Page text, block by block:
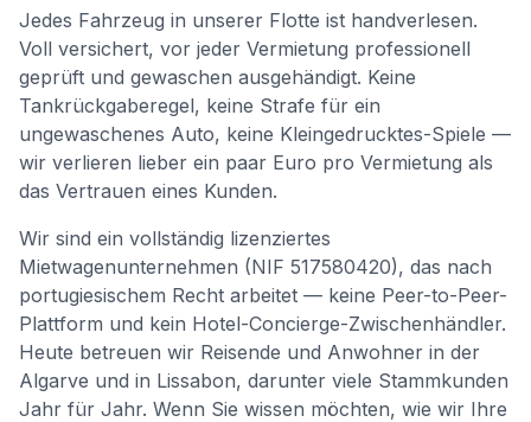
Jedes Fahrzeug in unserer Flotte ist handverlesen.
Voll versichert, vor jeder Vermietung professionell
geprüft und gewaschen ausgehändigt. Keine
Tankrückgaberegel, keine Strafe für ein
ungewaschenes Auto, keine Kleingedrucktes-Spiele —
wir verlieren lieber ein paar Euro pro Vermietung als
das Vertrauen eines Kunden.
Wir sind ein vollständig lizenziertes
Mietwagenunternehmen (NIF 517580420), das nach
portugiesischem Recht arbeitet — keine Peer-to-Peer-
Plattform und kein Hotel-Concierge-Zwischenhändler.
Heute betreuen wir Reisende und Anwohner in der
Algarve und in Lissabon, darunter viele Stammkunden
Jahr für Jahr. Wenn Sie wissen möchten, wie wir Ihre